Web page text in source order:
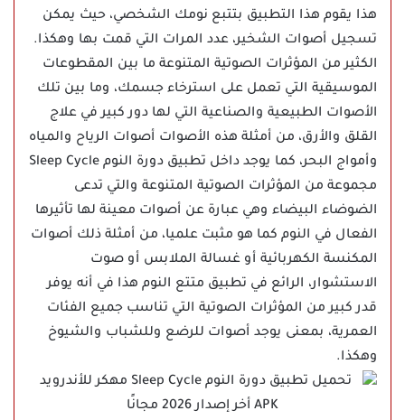
هذا يقوم هذا التطبيق بتتبع نومك الشخصي، حيث يمكن
تسجيل أصوات الشخير، عدد المرات التي قمت بها وهكذا.
الكثير من المؤثرات الصوتية المتنوعة ما بين المقطوعات
الموسيقية التي تعمل على استرخاء جسمك، وما بين تلك
الأصوات الطبيعية والصناعية التي لها دور كبير في علاج
القلق والأرق، من أمثلة هذه الأصوات أصوات الرياح والمياه
وأمواج البحر، كما يوجد داخل تطبيق دورة النوم Sleep Cycle
مجموعة من المؤثرات الصوتية المتنوعة والتي تدعى
الضوضاء البيضاء وهي عبارة عن أصوات معينة لها تأثيرها
الفعال في النوم كما هو مثبت علميا، من أمثلة ذلك أصوات
المكنسة الكهربائية أو غسالة الملابس أو صوت
الاستشوار، الرائع في تطبيق متتع النوم هذا في أنه يوفر
قدر كبير من المؤثرات الصوتية التي تناسب جميع الفئات
العمرية، بمعنى يوجد أصوات للرضع وللشباب والشيوخ
وهكذا.